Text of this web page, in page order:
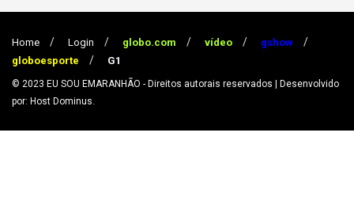
Home Login globo.com vídeo
gshow
globoesporte
G1
© 2023 EU SOU EMARANHÃO - Direitos autorais reservados | Desenvolvido
por: Host Dominus